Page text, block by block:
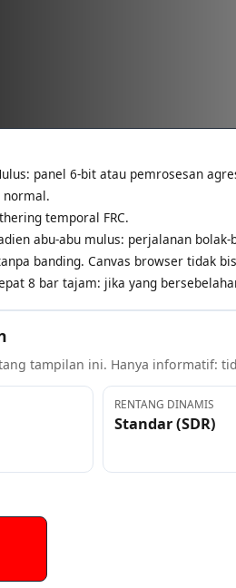
panel 6-bit atau pemrosesan
normal.
temporal FRC.
abu-abu mulus: perjalanan
banding. Canvas browser tidak
8 bar tajam: jika yang
tampilan ini. Hanya informatif:
RENTANG DINAMIS
Standar (SDR)